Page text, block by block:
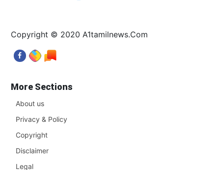
Copyright © 2020 A1tamilnews.Com
More Sections
About us
Privacy & Policy
Copyright
Disclaimer
Legal